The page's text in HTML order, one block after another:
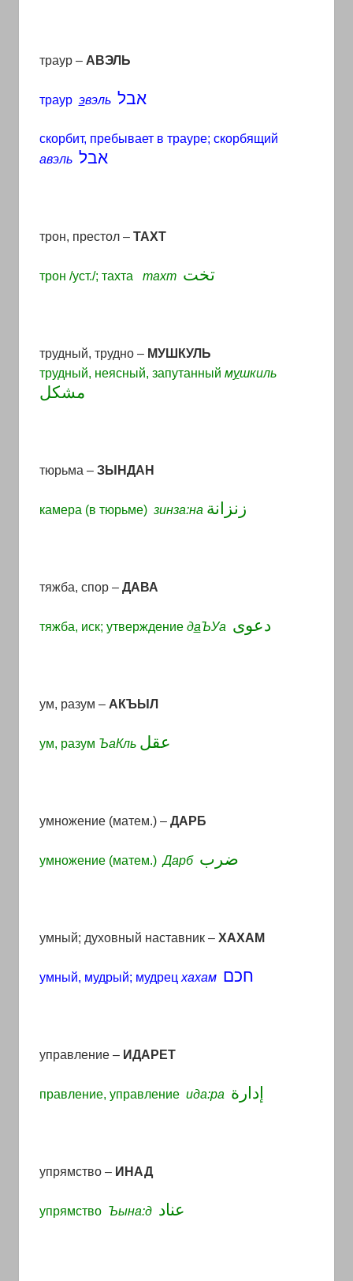
траур – АВЭЛЬ
траур эвэль אבל
скорбит, пребывает в трауре; скорбящий
авэль אבל
трон, престол – ТАХТ
трон /уст./; тахта тахт تخت
трудный, трудно – МУШКУЛЬ
трудный, неясный, запутанный мушкиль
مشكل
тюрьма – ЗЫНДАН
камера (в тюрьме) зинза:на زنزانة
тяжба, спор – ДАВА
тяжба, иск; утверждение даЪУа دعوى
ум, разум – АКЪЫЛ
ум, разум ЪаКль عقل
умножение (матем.) – ДАРБ
умножение (матем.) Дарб ضرب
умный; духовный наставник – ХАХАМ
умный, мудрый; мудрец хахам חכם
управление – ИДАРЕТ
правление, управление ида:ра إدارة
упрямство – ИНАД
упрямство Ъына:д عناد